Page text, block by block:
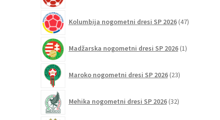
Kolumbija nogometni dresi SP 2026 47izdelkov
Madžarska nogometni dresi SP 2026 1izdelek
Maroko nogometni dresi SP 2026 23izdelkov
Mehika nogometni dresi SP 2026 32izdelkov